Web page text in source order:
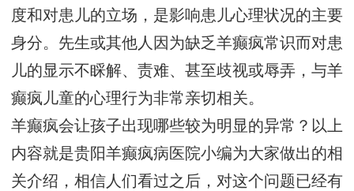
度和对患儿的立场，是影响患儿心理状况的主要
身分。先生或其他人因为缺乏羊癫疯常识而对患
儿的显示不睬解、责难、甚至歧视或辱弄，与羊
癫疯儿童的心理行为非常亲切相关。
羊癫疯会让孩子出现哪些较为明显的异常？ 以上
内容就是贵阳羊癫疯病医院小编为大家做出的相
关介绍，相信人们看过之后，对这个问题已经有